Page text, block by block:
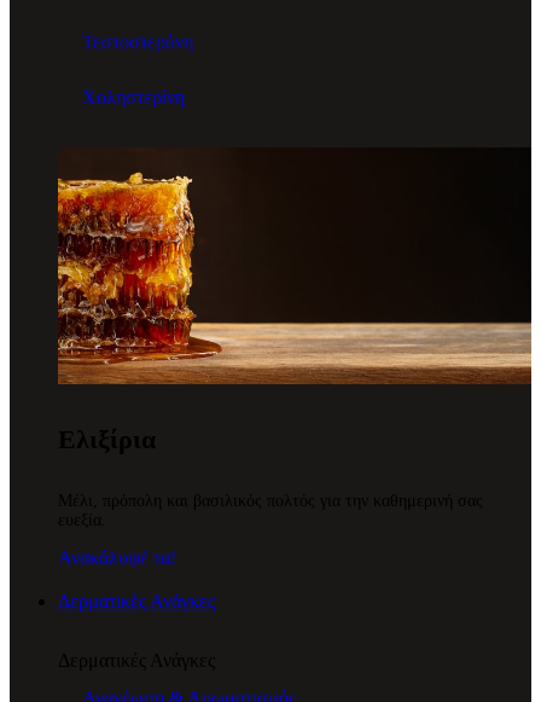
Τεστοστερόνη
Χοληστερίνη
Ελιξίρια
Μέλι, πρόπολη και βασιλικός πολτός για την καθημερινή σας
ευεξία.
Ανακάλυψέ τα!
Δερματικές Ανάγκες
Δερματικές Ανάγκες
Ανανέωση & Αρωματισμός